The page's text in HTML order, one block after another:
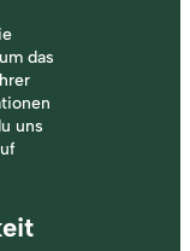
das
uns